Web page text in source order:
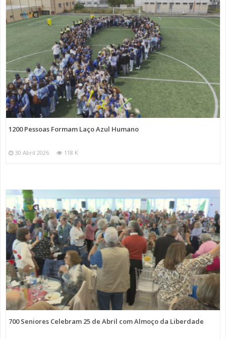
1200 Pessoas Formam Laço Azul Humano
30 Abril 2026 118 K
700 Seniores Celebram 25 de Abril com Almoço da Liberdade